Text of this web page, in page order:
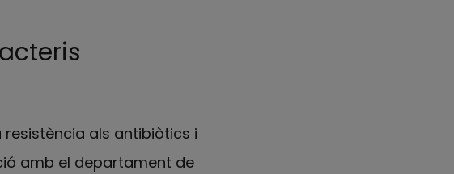
resistència als antibiòtics i
amb el departament de